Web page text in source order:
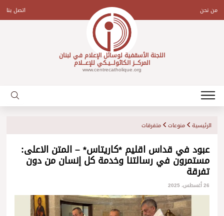
contentمن نحن اتصل بنا
اللجنة الأسقفية لوسائل الإعلام في لبنان
المركـــز الكاثولـــيـكي للإعـــلام
www.centrecatholique.org
الرئيسية منوعات متفرقات
عبود في قداس اقليم *كاريتاس* – المتن الاعلى:
مستمرون في رسالتنا وخدمة كل إنسان من دون
تفرقة
26 أغسطس، 2025